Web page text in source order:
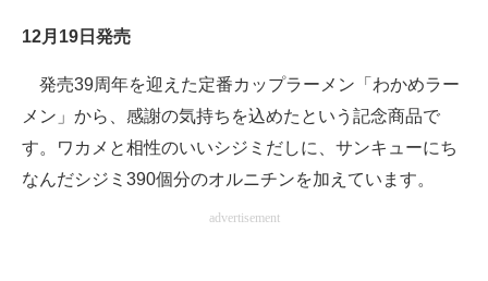
12月19日発売
発売39周年を迎えた定番カップラーメン「わかめラー
メン」から、感謝の気持ちを込めたという記念商品で
す。ワカメと相性のいいシジミだしに、サンキューにち
なんだシジミ390個分のオルニチンを加えています。
advertisement